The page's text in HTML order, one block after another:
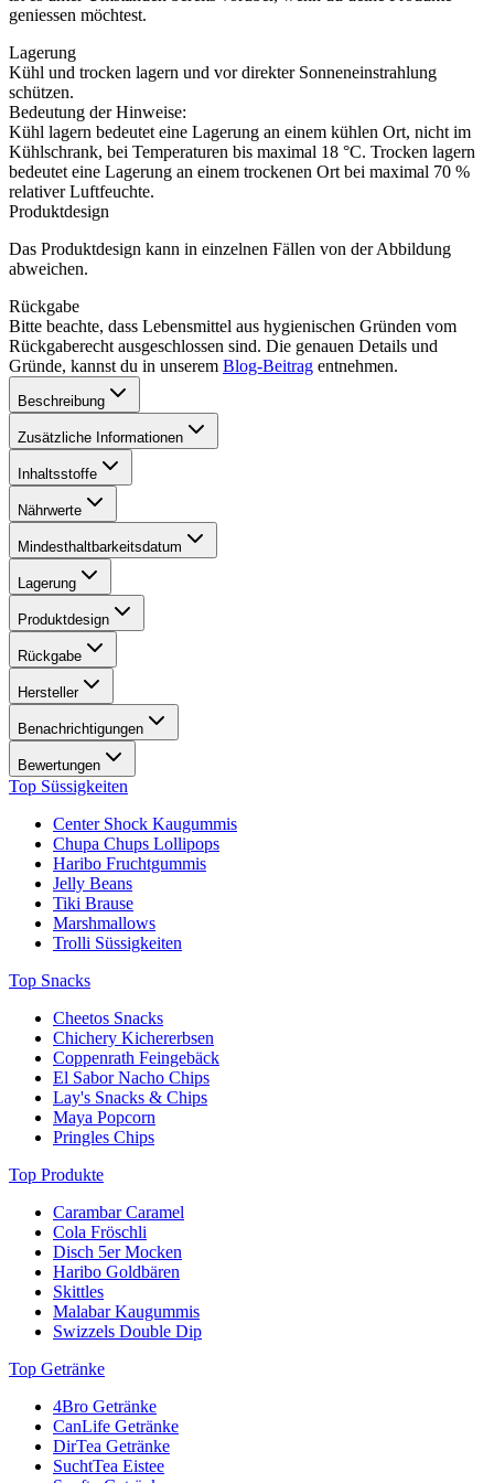
geniessen möchtest.
Lagerung
Kühl und trocken lagern und vor direkter Sonneneinstrahlung
schützen.
Bedeutung der Hinweise:
Kühl lagern bedeutet eine Lagerung an einem kühlen Ort, nicht im
Kühlschrank, bei Temperaturen bis maximal 18 °C. Trocken lagern
bedeutet eine Lagerung an einem trockenen Ort bei maximal 70 %
relativer Luftfeuchte.
Produktdesign
Das Produktdesign kann in einzelnen Fällen von der Abbildung
abweichen.
Rückgabe
Bitte beachte, dass Lebensmittel aus hygienischen Gründen vom
Rückgaberecht ausgeschlossen sind. Die genauen Details und
Gründe, kannst du in unserem Blog-Beitrag entnehmen.
Beschreibung
Zusätzliche Informationen
Inhaltsstoffe
Nährwerte
Mindesthaltbarkeitsdatum
Lagerung
Produktdesign
Rückgabe
Hersteller
Benachrichtigungen
Bewertungen
Top Süssigkeiten
Center Shock Kaugummis
Chupa Chups Lollipops
Haribo Fruchtgummis
Jelly Beans
Tiki Brause
Marshmallows
Trolli Süssigkeiten
Top Snacks
Cheetos Snacks
Chichery Kichererbsen
Coppenrath Feingebäck
El Sabor Nacho Chips
Lay's Snacks & Chips
Maya Popcorn
Pringles Chips
Top Produkte
Carambar Caramel
Cola Fröschli
Disch 5er Mocken
Haribo Goldbären
Skittles
Malabar Kaugummis
Swizzels Double Dip
Top Getränke
4Bro Getränke
CanLife Getränke
DirTea Getränke
SuchtTea Eistee